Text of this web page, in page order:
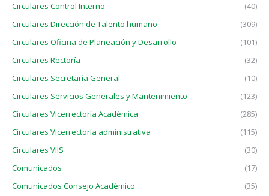
Circulares Control Interno
(40)
Circulares Dirección de Talento humano
(309)
Circulares Oficina de Planeación y Desarrollo
(101)
Circulares Rectoría
(32)
Circulares Secretaría General
(10)
Circulares Servicios Generales y Mantenimiento
(123)
Circulares Vicerrectoría Académica
(285)
Circulares Vicerrectoría administrativa
(115)
Circulares VIIS
(30)
Comunicados
(17)
Comunicados Consejo Académico
(35)